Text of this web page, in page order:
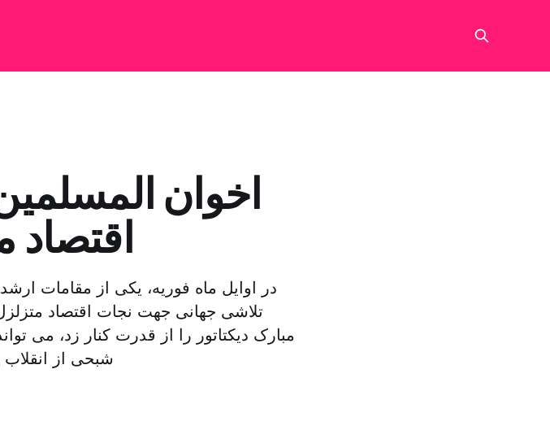
اخوان
در اوایل ماه فوریه، یکی از مقامات
تلاشی جهانی جهت نجات اقتصاد
مبارک دیکتاتور را از قدرت کنار زد، می
شبحی از